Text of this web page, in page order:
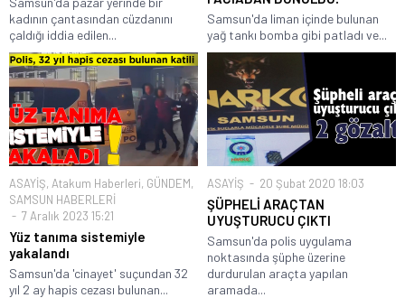
kadının çantasından cüzdanını
çaldığı iddia edilen...
Samsun'da liman içinde bulunan
yağ tankı bomba gibi patladı ve...
ASAYİŞ, Atakum Haberleri, GÜNDEM,
SAMSUN HABERLERİ
7 Aralık 2023 15:21
Yüz tanıma sistemiyle
yakalandı
Samsun'da 'cinayet' suçundan 32
yıl 2 ay hapis cezası bulunan...
ASAYİŞ 20 Şubat 2020 18:03
ŞÜPHELİ ARAÇTAN
UYUŞTURUCU ÇIKTI
Samsun'da polis uygulama
noktasında şüphe üzerine
durdurulan araçta yapılan
aramada...